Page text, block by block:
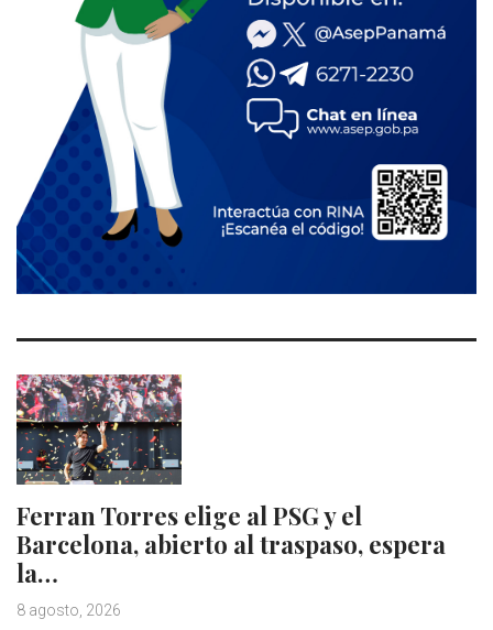
Ferran Torres elige al PSG y el
Barcelona, abierto al traspaso, espera
la…
8 agosto, 2026